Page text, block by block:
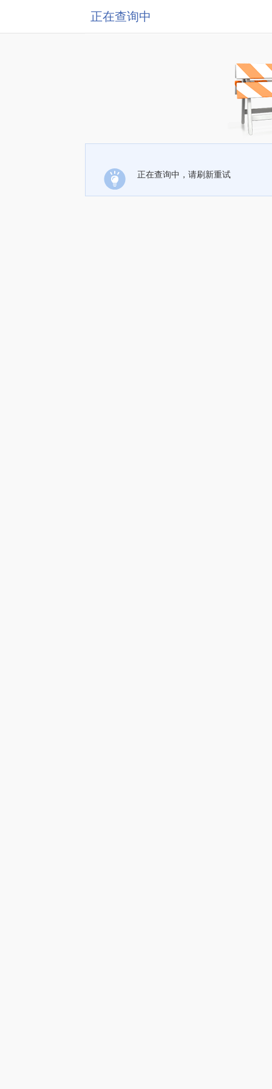
正在查询中
正在查询中，请刷新重试